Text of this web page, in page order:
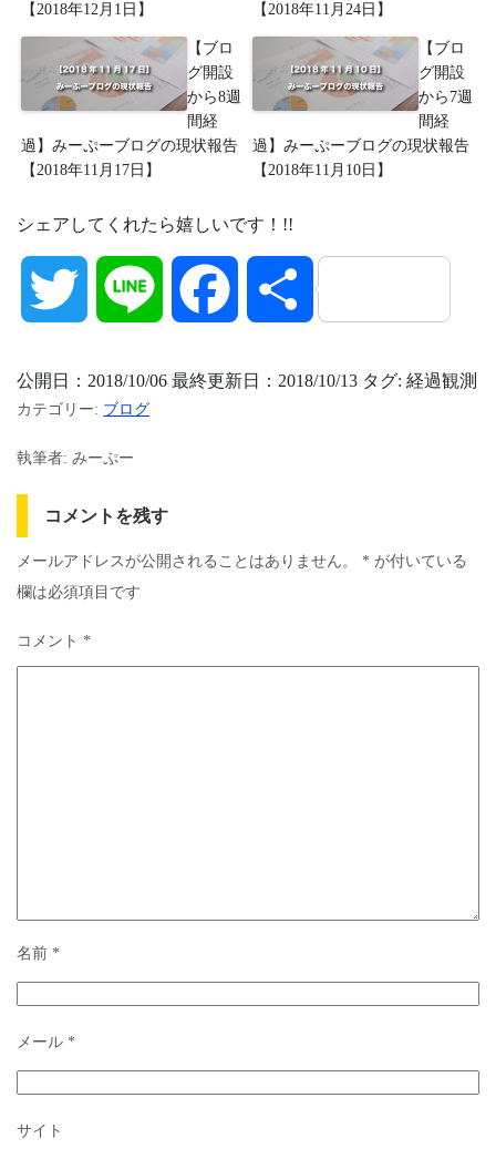
【2018年12月1日】
【2018年11月24日】
【ブロ
グ開設
から8週
間経
過】みーぷーブログの現状報告
【2018年11月17日】
【ブロ
グ開設
から7週
間経
過】みーぷーブログの現状報告
【2018年11月10日】
シェアしてくれたら嬉しいです！!!
Twitter Line Facebook 共
公開日：2018/10/06 最終更新日：2018/10/13 タグ: 経過観測
カテゴリー: ブログ
執筆者: みーぷー
コメントを残す
メールアドレスが公開されることはありません。 * が付いている
欄は必須項目です
コメント *
名前 *
メール *
サイト